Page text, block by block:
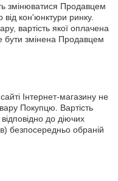
змінюватися Продавцем
кон'юнктури ринку.
вартість якої оплачена
бути змінена Продавцем
Інтернет-магазину не
Покупцю. Вартість
до діючих
безпосередньо обраній